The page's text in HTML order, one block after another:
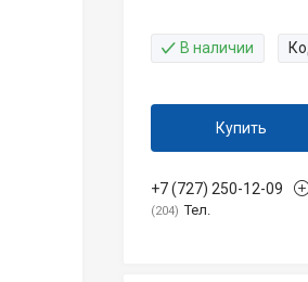
В наличии
Купить
+7 (727) 250-12-09
204 Тел.